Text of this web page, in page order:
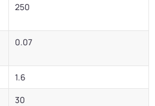
250
0.07
1.6
30